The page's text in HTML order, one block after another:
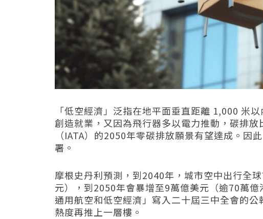
「低空經濟」泛指在地平面垂直距離 1,000 米
創造就業，又因為飛行器多以電力推動，碳排
（IATA）的2050年零碳排放願景有望達成。因
署。
摩根史丹利預測，到2040年，城市空中出行全
元），到2050年會暴增至9萬億美元（逾70萬億
通用航空和低空經濟」寫入二十屆三中全會的
熱度再推上一層樓。